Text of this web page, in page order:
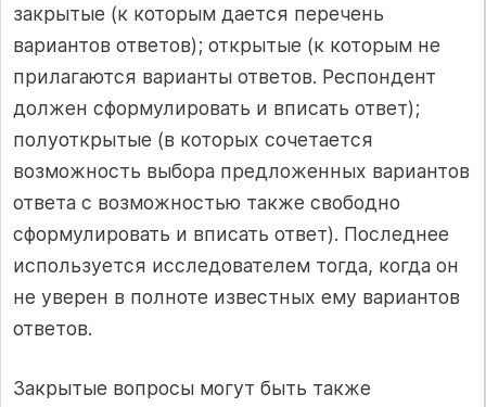
закрытые (к которым дается перечень
вариантов ответов); открытые (к которым не
прилагаются варианты ответов. Респондент
должен сформулировать и вписать ответ);
полуоткрытые (в которых сочетается
возможность выбора предложенных вариантов
ответа с возможностью также свободно
сформулировать и вписать ответ). Последнее
используется исследователем тогда, когда он
не уверен в полноте известных ему вариантов
ответов.
Закрытые вопросы могут быть также